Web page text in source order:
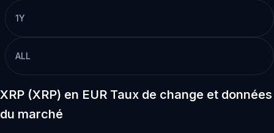
1Y
ALL
XRP (XRP) en EUR Taux de change et données
du marché